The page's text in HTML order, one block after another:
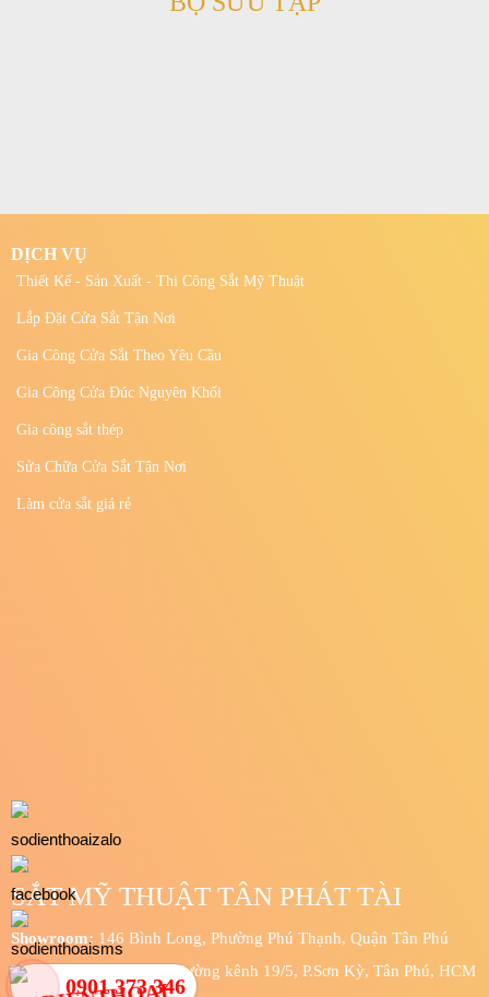
SẮT MỸ THUẬT TÂN PHÁT TÀI
Showroom: 146 Bình Long, Phường Phú Thạnh, Quận Tân Phú
Xưởng sản xuất:
123/9 đường kênh 19/5, P.Sơn Kỳ, Tân Phú, HCM
DỊCH VỤ
Thiết Kế - Sản Xuất - Thi Công Sắt Mỹ Thuật
Lắp Đặt Cửa Sắt Tận Nơi
Gia Công Cửa Sắt Theo Yêu Cầu
Gia Công Cửa Đúc Nguyên Khối
Gia công sắt thép
Sửa Chữa Cửa Sắt Tận Nơi
Làm cửa sắt giá rẻ
0901 373 346